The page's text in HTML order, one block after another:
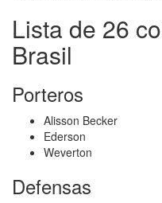
Lista de 26
Brasil
Porteros
Alisson Becker
Ederson
Weverton
Defensas